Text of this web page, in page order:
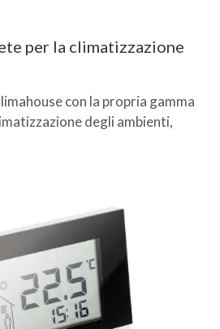
per la climatizzazione
con la propria gamma
degli ambienti,